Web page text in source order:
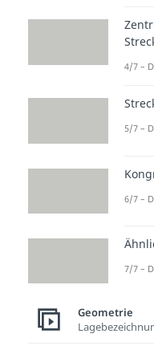
4/7 –
5/7 –
6/7 –
7/7 –
Geometrie